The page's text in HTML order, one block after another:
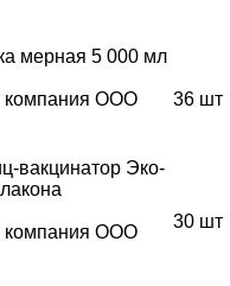
мерная 5 000 мл
компания ООО
36 шт
вакцинатор Эко-
компания ООО
30 шт